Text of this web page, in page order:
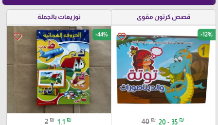
قصص كرتون مقوى
favorite_border -12%
40 ₪ 20 - 35 ₪
توزيعات بالجملة
favorite_border -44%
2 ₪ 1.1 ₪